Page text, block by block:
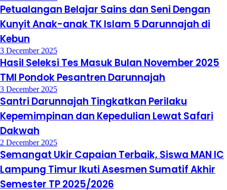
Petualangan Belajar Sains dan Seni Dengan
Kunyit Anak-anak TK Islam 5 Darunnajah di
Kebun
3 December 2025
Hasil Seleksi Tes Masuk Bulan November 2025
TMI Pondok Pesantren Darunnajah
3 December 2025
Santri Darunnajah Tingkatkan Perilaku
Kepemimpinan dan Kepedulian Lewat Safari
Dakwah
2 December 2025
Semangat Ukir Capaian Terbaik, Siswa MAN IC
Lampung Timur Ikuti Asesmen Sumatif Akhir
Semester TP 2025/2026